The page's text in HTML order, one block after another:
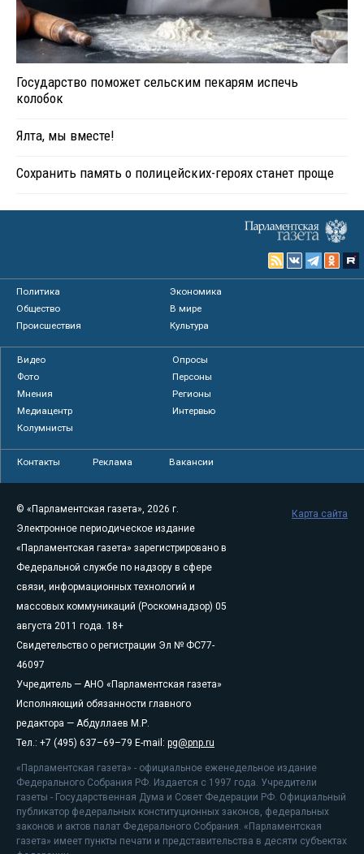
Государство поможет сельским пекарям испечь
колобок
Ялта, мы вместе!
Сохранить память о полицейских-героях станет проще
Политика
Экономика
Общество
В мире
Происшествия
Культура
Видео
Опросы
Фото
Персоны
Мнения
Регионы
Медиацентр
Интервью
Колумнисты
Контакты Реклама Вакансии
© «Парламентская газета», 2026 г.
Электронное периодическое издание
«Парламентская газета» зарегистрировано в
Федеральной службе по надзору в сфере
связи, информационных технологий и
массовых коммуникаций (Роскомнадзор) 05
августа 2011 года. 18+
Свидетельство о регистрации Эл № ФС77-
46097
Учредитель — АНО «Парламентская газета»
Исполняющий обязанности главного
редактора — Абдуллаев М.Р.
Тел.: +7 (495) 637–69–79 E-mail: pg@pnp.ru
«Парламентская газета» - официальное еженедельное издание
Федерального Собрания РФ. Издается с 1997 года. Учредители
газеты - Государственная Дума и Совет Федерации РФ. Официальный
публикатор федеральных конституционных законов, федеральных
законов и актов палат Федерального Собрания. «Парламентская
газета» имеет пункты печати и представительства в десяти субъектах
Карта сайта